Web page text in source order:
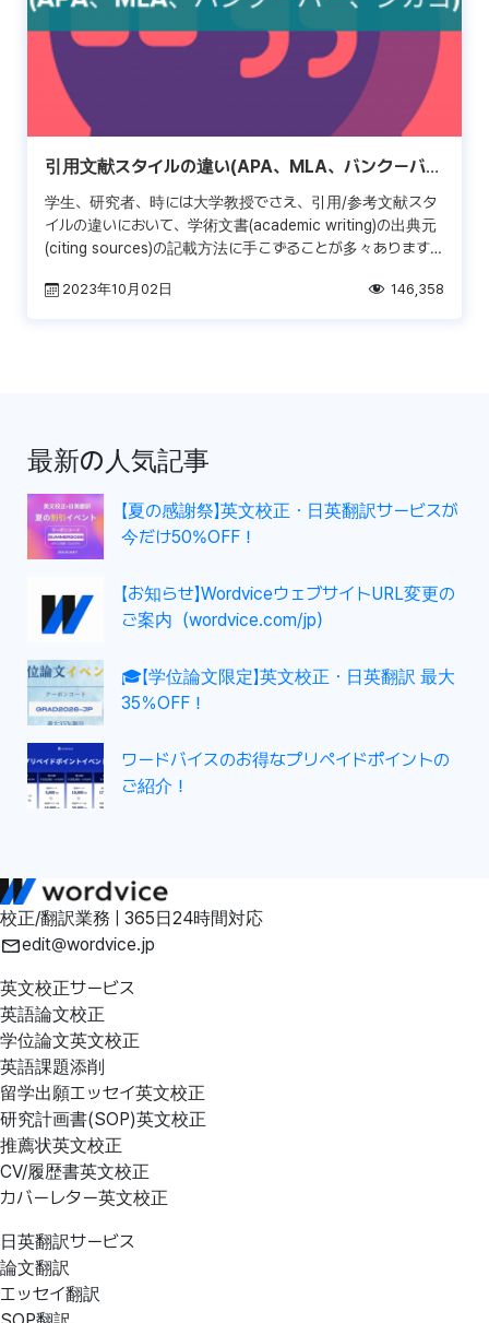
引用文献スタイルの違い(APA、MLA、バンクーバ
ー、シカゴ)
学生、研究者、時には大学教授でさえ、引用/参考文献スタ
イルの違いにおいて、学術文書(academic writing)の出典元
(citing sources)の記載方法に手こずることが多々あります。
2023年10月02日 146,358
最新の人気記事
【夏の感謝祭】英文校正・日英翻訳サービスが
今だけ50%OFF！
【お知らせ】WordviceウェブサイトURL変更の
ご案内（wordvice.com/jp）
🎓【学位論文限定】英文校正・日英翻訳 最大
35％OFF！
ワードバイスのお得なプリペイドポイントの
ご紹介！
校正/翻訳業務 | 365日24時間対応
edit@wordvice.jp
英文校正サービス
英語論文校正
学位論文英文校正
英語課題添削
留学出願エッセイ英文校正
研究計画書(SOP)英文校正
推薦状英文校正
CV/履歴書英文校正
カバーレター英文校正
日英翻訳サービス
論文翻訳
エッセイ翻訳